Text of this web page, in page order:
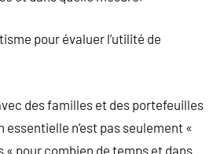
pour évaluer l’utilité de
des familles et des portefeuilles
essentielle n’est pas seulement «
« pour combien de temps et dans